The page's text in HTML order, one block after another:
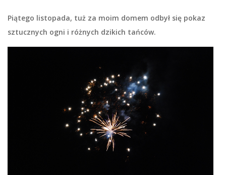
Piątego listopada, tuż za moim domem odbył się pokaz
sztucznych ogni i różnych dzikich tańców.